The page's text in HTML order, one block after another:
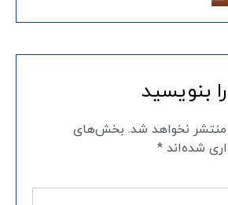
بنویسید
نخواهد شد. بخش‌های
شده‌اند *